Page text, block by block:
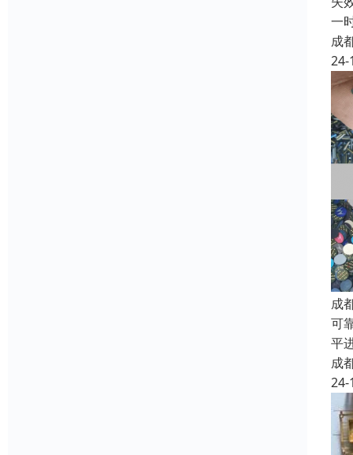
一
成
24-
成
可
平
成
24-